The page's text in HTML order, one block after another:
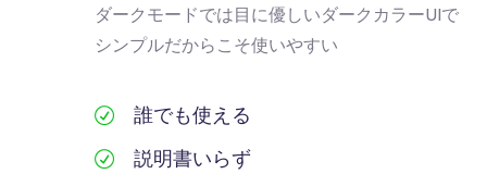
ダークモードでは目に優しいダークカラーUIで
シンプルだからこそ使いやすい
誰でも使える
説明書いらず